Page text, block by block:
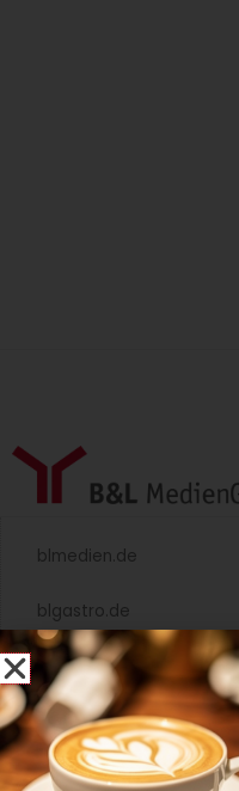
blmedien.de
blgastro.de
moproweb.de
kaeseweb.de
fleischnet.de